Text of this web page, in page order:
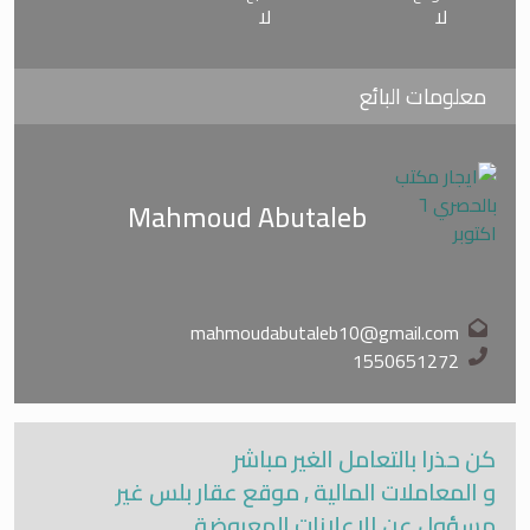
- رابط صفحة انستجرام ل تك سوفت – tec soft
https://www.instagram.com/techsoftsmartapps/
لا لا
معلومات البائع
Mahmoud Abutaleb
mahmoudabutaleb10@gmail.com
1550651272
كن حذرا بالتعامل الغير مباشر
و المعاملات المالية , موقع عقار بلس غير